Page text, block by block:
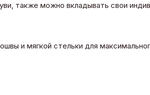
также можно вкладывать свои
и мягкой стельки для